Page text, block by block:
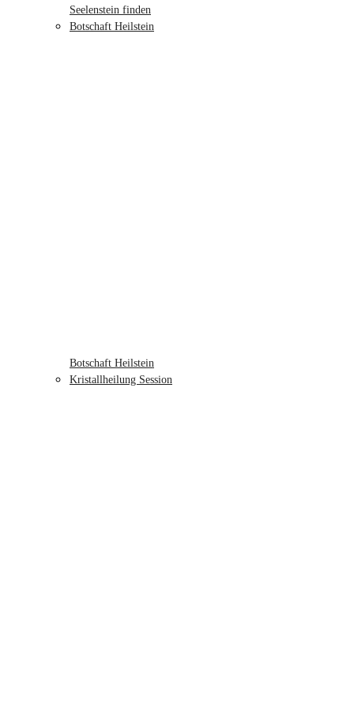
Seelenstein finden
Botschaft Heilstein
Botschaft Heilstein
Kristallheilung Session